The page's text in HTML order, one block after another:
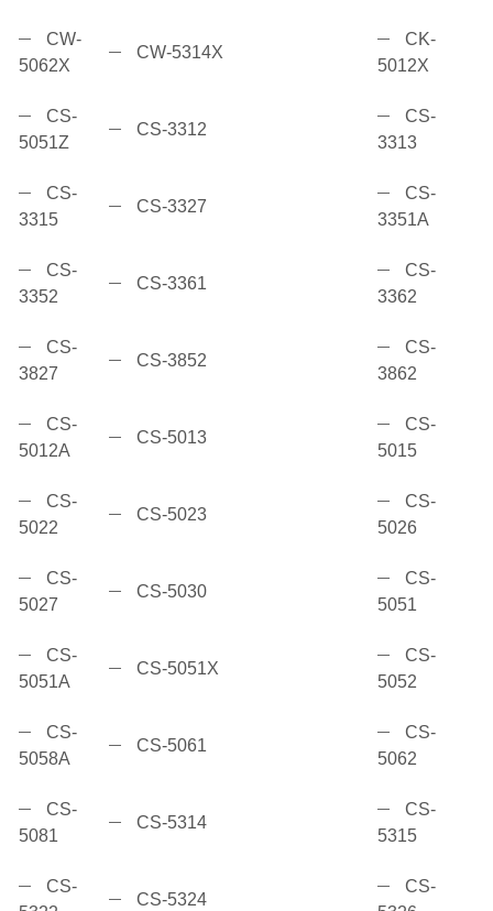
CW-
5062X
CW-5314X
CK-
5012X
CS-
5051Z
CS-3312
CS-
3313
CS-
3315
CS-3327
CS-
3351A
CS-
3352
CS-3361
CS-
3362
CS-
3827
CS-3852
CS-
3862
CS-
5012A
CS-5013
CS-
5015
CS-
5022
CS-5023
CS-
5026
CS-
5027
CS-5030
CS-
5051
CS-
5051A
CS-5051X
CS-
5052
CS-
5058A
CS-5061
CS-
5062
CS-
5081
CS-5314
CS-
5315
CS-
CS-5324
CS-